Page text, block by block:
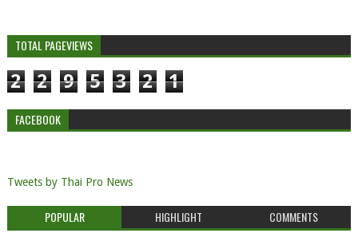
TOTAL PAGEVIEWS
2 2 9 5 3 2 1
FACEBOOK
Tweets by Thai Pro News
POPULAR HIGHLIGHT COMMENTS